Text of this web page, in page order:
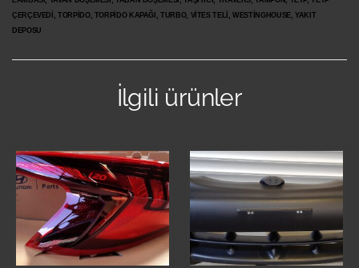
ÇERÇEVEDİ, TORPİDO, TORPİDO KAPAĞI, TURBO, VİTES TELİ, WESTİNGHOUSE, YAKIT
DEPOSU
İlgili ürünler